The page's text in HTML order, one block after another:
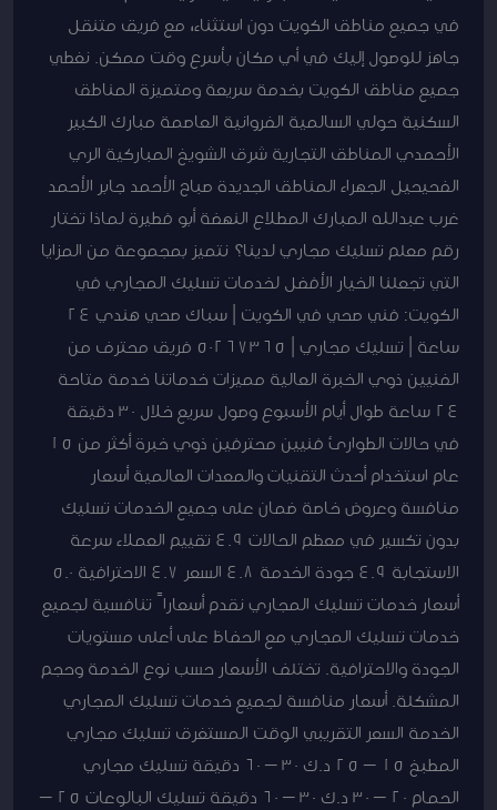
في جميع مناطق الكويت دون استثناء، مع فريق متنقل
جاهز للوصول إليك في أي مكان بأسرع وقت ممكن. نغطي
جميع مناطق الكويت بخدمة سريعة ومتميزة المناطق
السكنية حولي السالمية الفروانية العاصمة مبارك الكبير
الأحمدي المناطق التجارية شرق الشويخ المباركية الري
الفحيحيل الجهراء المناطق الجديدة صباح الأحمد جابر الأحمد
غرب عبدالله المبارك المطلاع النهضة أبو فطيرة لماذا تختار
رقم معلم تسليك مجاري لدينا؟ نتميز بمجموعة من المزايا
التي تجعلنا الخيار الأفضل لخدمات تسليك المجاري في
الكويت: فني صحي في الكويت | سباك صحي هندي 24
ساعة | تسليك مجاري | 50267365 فريق محترف من
الفنيين ذوي الخبرة العالية مميزات خدماتنا خدمة متاحة
24 ساعة طوال أيام الأسبوع وصول سريع خلال 30 دقيقة
في حالات الطوارئ فنيين محترفين ذوي خبرة أكثر من 15
عام استخدام أحدث التقنيات والمعدات العالمية أسعار
منافسة وعروض خاصة ضمان على جميع الخدمات تسليك
بدون تكسير في معظم الحالات 4.9 تقييم العملاء سرعة
الاستجابة 4.9 جودة الخدمة 4.8 السعر 4.7 الاحترافية 5.0
أسعار خدمات تسليك المجاري نقدم أسعاراً تنافسية لجميع
خدمات تسليك المجاري مع الحفاظ على أعلى مستويات
الجودة والاحترافية. تختلف الأسعار حسب نوع الخدمة وحجم
المشكلة. أسعار منافسة لجميع خدمات تسليك المجاري
الخدمة السعر التقريبي الوقت المستغرق تسليك مجاري
المطبخ 15 – 25 د.ك 30 – 60 دقيقة تسليك مجاري
الحمام 20 – 30 د.ك 30 – 60 دقيقة تسليك البالوعات 25 –